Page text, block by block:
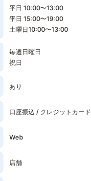
平日 10:00〜13:00
平日 15:00〜19:00
土曜日10:00〜13:00
毎週日曜日
祝日
あり
口座振込 / クレジットカード
Web
店舗